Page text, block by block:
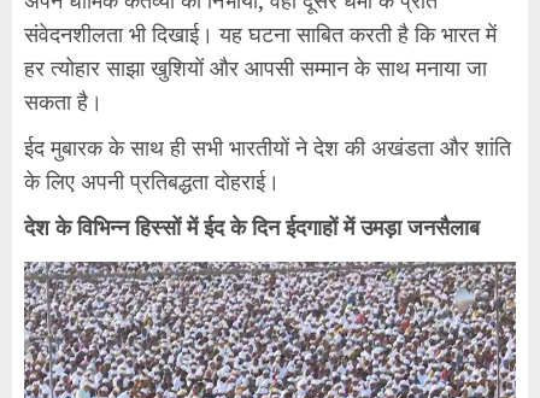
संवेदनशीलता भी दिखाई। यह घटना साबित करती है कि भारत में
हर त्योहार साझा खुशियों और आपसी सम्मान के साथ मनाया जा
सकता है।
ईद मुबारक के साथ ही सभी भारतीयों ने देश की अखंडता और शांति
के लिए अपनी प्रतिबद्धता दोहराई।
देश के विभिन्न हिस्सों में ईद के दिन ईदगाहों में उमड़ा जनसैलाब